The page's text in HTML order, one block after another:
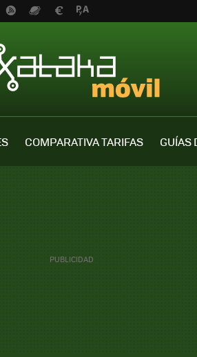
COMPARATIVA TARIFAS
GUÍAS